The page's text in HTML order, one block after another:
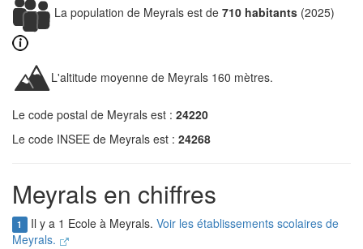
La population de Meyrals est de 710 habitants (2025)
L'altitude moyenne de Meyrals 160 mètres.
Le code postal de Meyrals est : 24220
Le code INSEE de Meyrals est : 24268
Meyrals en chiffres
1 Il y a 1 Ecole à Meyrals. Voir les établissements scolaires de
Meyrals.